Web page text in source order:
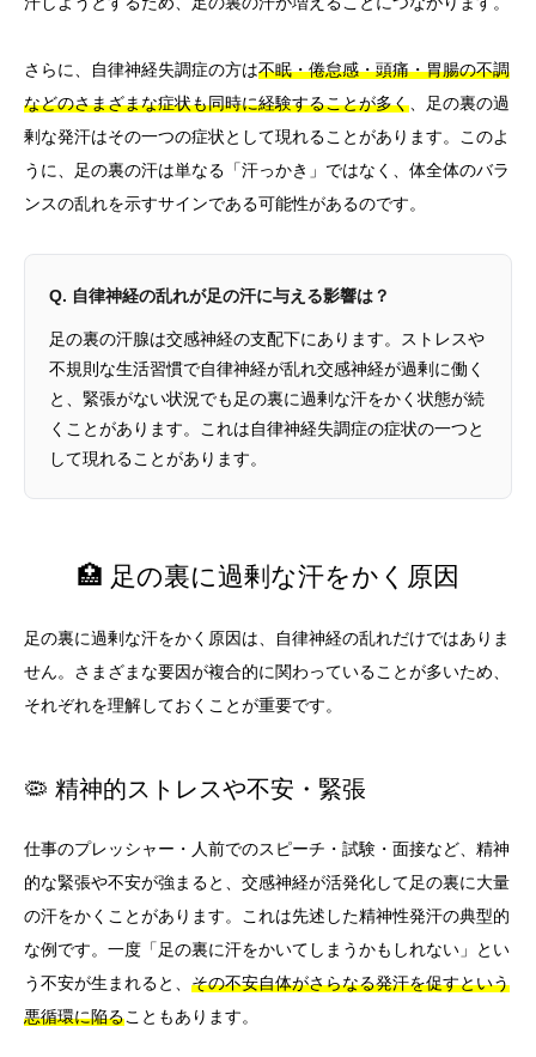
さらに、自律神経失調症の方は不眠・倦怠感・頭痛・胃腸の不調
などのさまざまな症状も同時に経験することが多く 、足の裏の過
剰な発汗はその一つの症状として現れることがあります。このよ
うに、足の裏の汗は単なる「汗っかき」ではなく、体全体のバラ
ンスの乱れを示すサインである可能性があるのです。
Q. 自律神経の乱れが足の汗に与える影響は？
足の裏の汗腺は交感神経の支配下にあります。ストレスや
不規則な生活習慣で自律神経が乱れ交感神経が過剰に働く
と、緊張がない状況でも足の裏に過剰な汗をかく状態が続
くことがあります。これは自律神経失調症の症状の一つと
して現れることがあります。
🏥 足の裏に過剰な汗をかく原因
足の裏に過剰な汗をかく原因は、自律神経の乱れだけではありま
せん。さまざまな要因が複合的に関わっていることが多いため、
それぞれを理解しておくことが重要です。
🦠 精神的ストレスや不安・緊張
仕事のプレッシャー・人前でのスピーチ・試験・面接など、精神
的な緊張や不安が強まると、交感神経が活発化して足の裏に大量
の汗をかくことがあります。これは先述した精神性発汗の典型的
な例です。一度「足の裏に汗をかいてしまうかもしれない」とい
う不安が生まれると、 その不安自体がさらなる発汗を促すという
悪循環に陥ることもあります。